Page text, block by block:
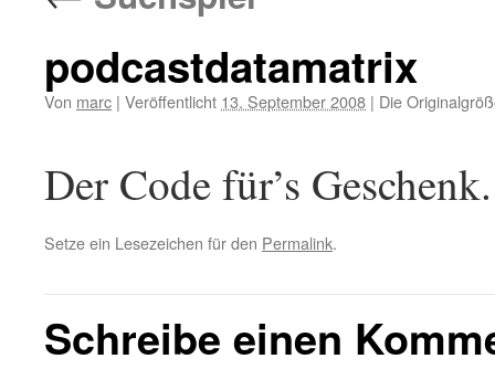
podcastdatamatrix
Von marc | Veröffentlicht 13. September 2008 | Die
Der Code für’s Geschenk.
Setze ein Lesezeichen für den Permalink.
Schreibe einen